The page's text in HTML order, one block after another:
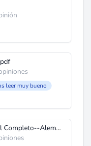
leer muy bueno
Magnetorerapia Manual Completo--Alemanialive--.zipx